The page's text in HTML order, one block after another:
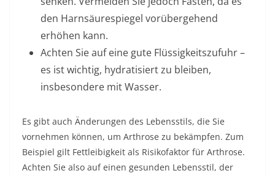
den Harnsäurespiegel vorübergehend
erhöhen kann.
Achten Sie auf eine gute Flüssigkeitszufuhr –
es ist wichtig, hydratisiert zu bleiben,
insbesondere mit Wasser.
Es gibt auch Änderungen des Lebensstils, die Sie
vornehmen können, um Arthrose zu bekämpfen. Zum
Beispiel gilt Fettleibigkeit als Risikofaktor für Arthrose.
Achten Sie also auf einen gesunden Lebensstil, der